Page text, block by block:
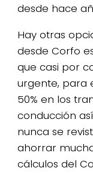
desde hace
Hay otras
desde Corfo
que casi por
urgente, para
50% en los
conducción
nunca se
ahorrar
cálculos del